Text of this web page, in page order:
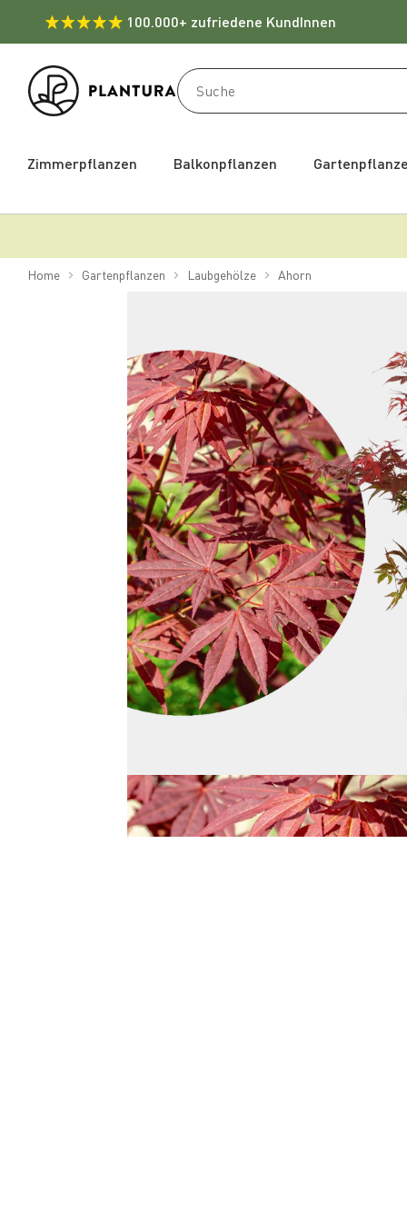
100.000+ zufriedene KundInnen
Zimmerpflanzen Balkonpflanzen
Home Gartenpflanzen Laubgehölze Ahorn